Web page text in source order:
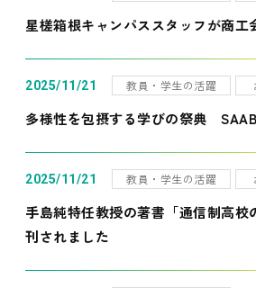
星槎箱根キャンパススタッフが商工
2025/11/21 教員・学生の活躍
多様性を包摂する学びの祭典
2025/11/21 教員・学生の活躍
手島純特任教授の著書「通信制高校
刊されました